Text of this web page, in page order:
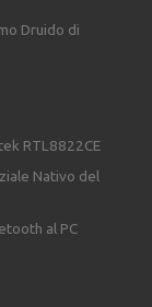
Druido di
RTL8822CE
Nativo del
al PC